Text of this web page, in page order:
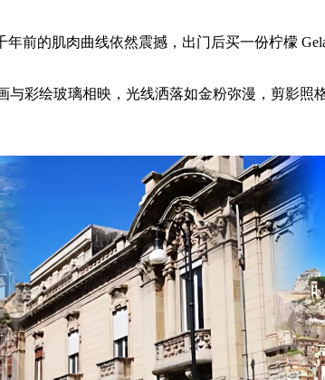
前的肌肉曲线依然震撼，出门后买一份柠檬
彩绘玻璃相映，光线洒落如金粉弥漫，剪影照